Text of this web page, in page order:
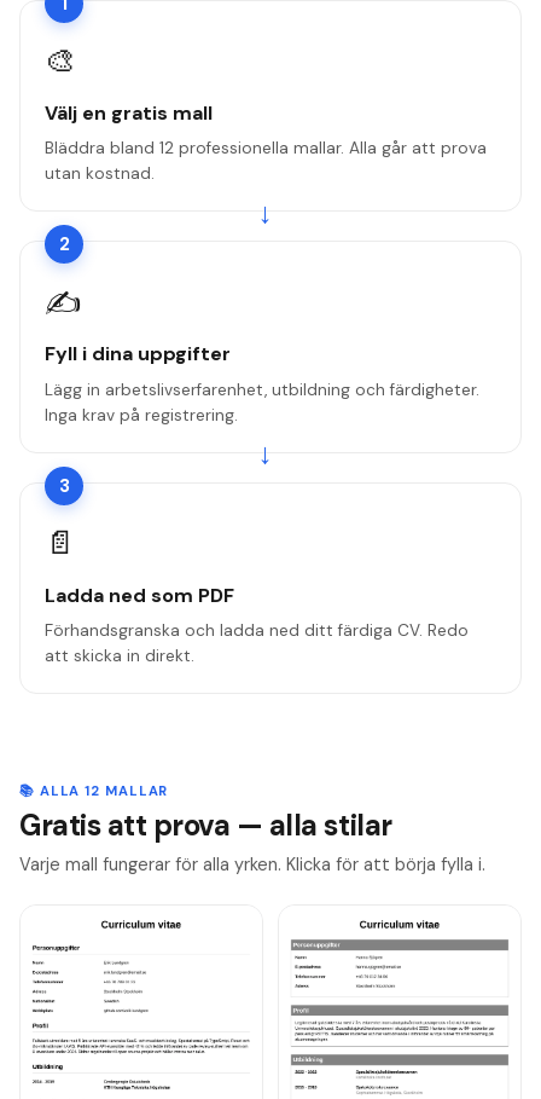
🎨
Välj en gratis mall
Bläddra bland 12 professionella mallar. Alla går att prova
utan kostnad.
→
2
✍️
Fyll i dina uppgifter
Lägg in arbetslivserfarenhet, utbildning och färdigheter.
Inga krav på registrering.
→
3
📄
Ladda ned som PDF
Förhandsgranska och ladda ned ditt färdiga CV. Redo
att skicka in direkt.
📚 ALLA 12 MALLAR
Gratis att prova — alla stilar
Varje mall fungerar för alla yrken. Klicka för att börja fylla i.